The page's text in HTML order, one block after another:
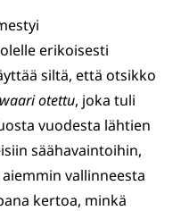
erikoisesti
siltä, että otsikko
otettu, joka tuli
vuodesta lähtien
säähavaintoihin,
vallinneesta
kertoa, minkä